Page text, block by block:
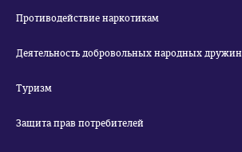
Противодействие наркотикам
Деятельность добровольных народных дружин
Туризм
Защита прав потребителей